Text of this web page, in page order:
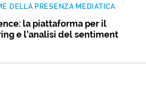
DELLA PRESENZA MEDIATICA
la piattaforma per il
e l’analisi del sentiment